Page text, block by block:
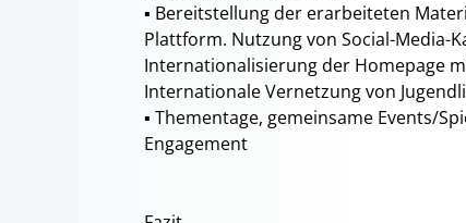
▪ Bereitstellung der erarbeiteten
Plattform. Nutzung von Social-Media-
Internationalisierung der Homepage
Internationale Vernetzung von
▪ Thementage, gemeinsame Events/
Engagement